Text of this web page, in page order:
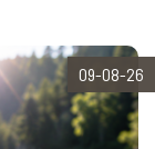
09-08-26